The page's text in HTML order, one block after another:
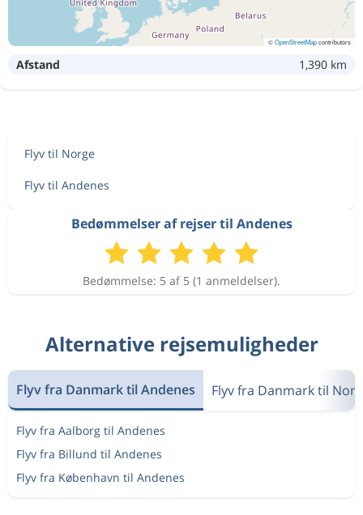
©OpenStreetMapcontributors
Afstand 1,390 km
Flyv til Norge
Flyv til Andenes
Bedømmelser af rejser til Andenes
Bedømmelse: 5 af 5 (1 anmeldelser).
Alternative rejsemuligheder
Flyv fra Danmark til Andenes Flyv fra Danmark til
Flyv fra Aalborg til Andenes
Flyv fra Billund til Andenes
Flyv fra København til Andenes